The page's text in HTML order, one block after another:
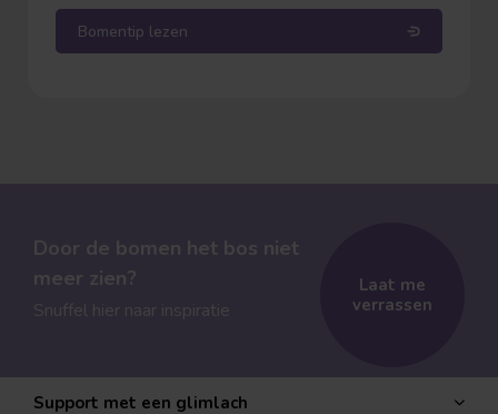
de hoogte groeit, alleen de kroon (de bol of de
takken) wordt voller. Zo weet je precies waar je aan
Bomentip lezen
Door de bomen het bos niet
meer zien?
Snuffel hier naar inspiratie
Laat me
verrassen
Support met een glimlach